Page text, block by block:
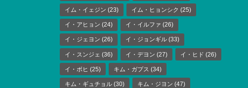
イム・イェジン (23) イム・ヒョンシク (25)
イ・アヒョン (24) イ・イルファ (26)
イ・ジェヨン (26) イ・ジョンギル (33)
イ・スンジェ (36) イ・デヨン (27) イ・ヒド (26)
イ・ボヒ (25) キム・ガプス (34)
キム・ギュチョル (30) キム・ジヨン (47)